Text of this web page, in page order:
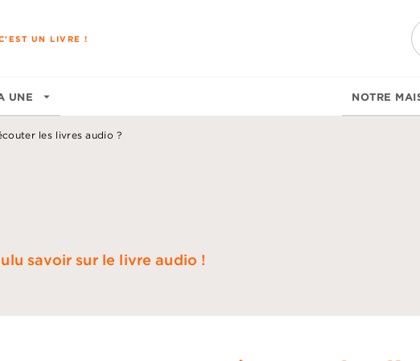
UN LIVRE !
UNE arrow_drop_down NOTRE
les livres audio ?
savoir sur le livre audio !